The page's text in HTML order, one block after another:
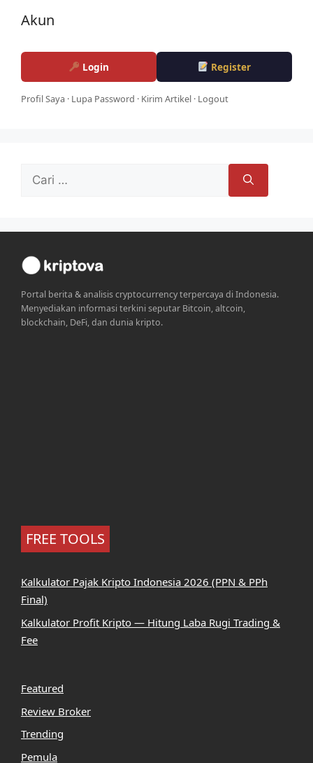
Akun
Login Register
Profil Saya · Lupa Password · Kirim Artikel · Logout
untuk:
Portal berita & analisis cryptocurrency terpercaya di Indonesia.
Menyediakan informasi terkini seputar Bitcoin, altcoin,
blockchain, DeFi, dan dunia kripto.
FREE TOOLS
Kalkulator Pajak Kripto Indonesia 2026 (PPN & PPh
Final)
Kalkulator Profit Kripto — Hitung Laba Rugi Trading &
Fee
Featured
Review Broker
Trending
Pemula